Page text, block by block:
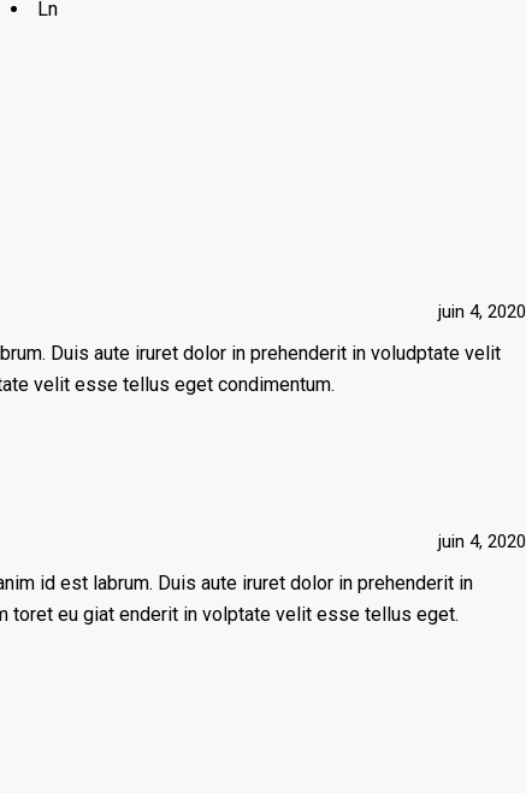
Ln
juin 4, 2020
Duis aute iruret dolor in prehenderit in voludptate velit
velit esse tellus eget condimentum.
juin 4, 2020
id est labrum. Duis aute iruret dolor in prehenderit in
toret eu giat enderit in volptate velit esse tellus eget.